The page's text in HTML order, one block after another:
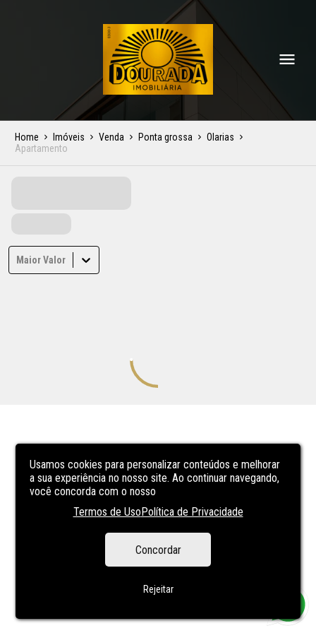
Usamos cookies para personalizar conteúdos e melhorar
a sua experiência no nosso site. Ao continuar navegando,
você concorda com o nosso
Termos de UsoPolítica de Privacidade
Concordar
Rejeitar
Home Imóveis Venda Ponta grossa
Olarias
Apartamento
Maior Valor